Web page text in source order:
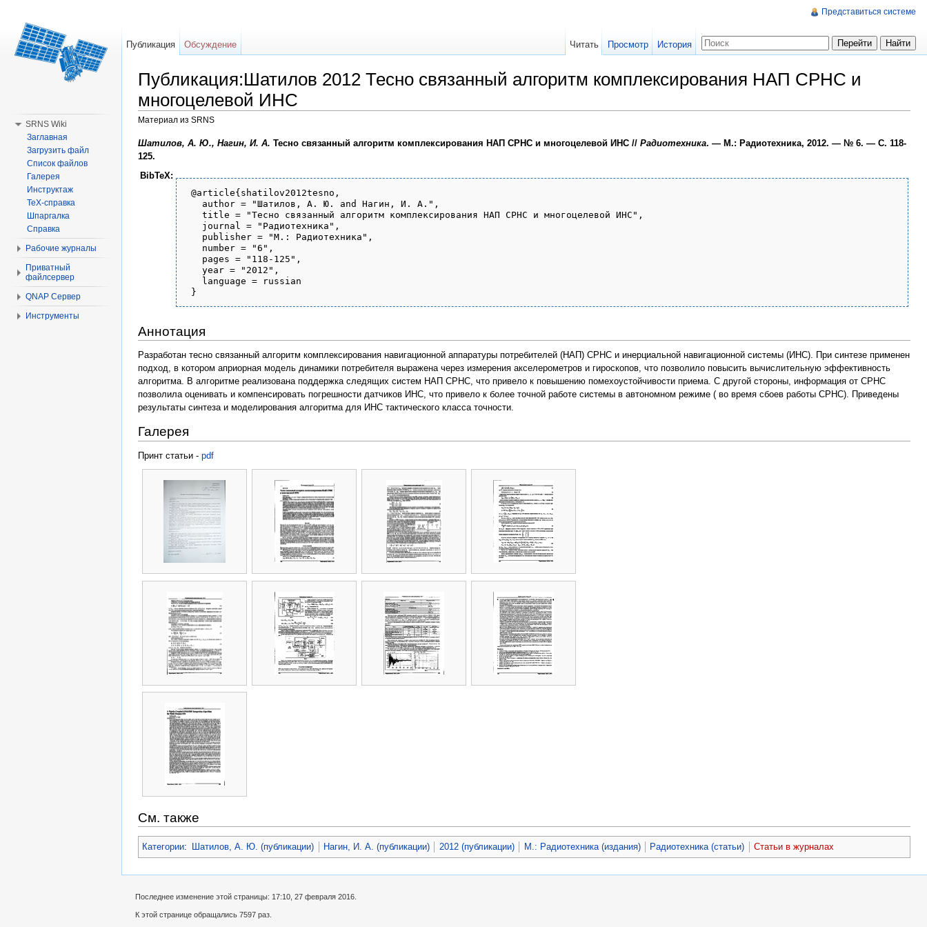
Публикация:Шатилов 2012 Тесно связанный алгоритм комплексирования НАП СРНС и
многоцелевой ИНС
Материал из SRNS
Шатилов, А. Ю., Нагин, И. А. Тесно связанный алгоритм комплексирования НАП СРНС и многоцелевой ИНС // Радиотехника. — М.: Радиотехника, 2012. — № 6. — С. 118-
125.
BibTeX:
@article{shatilov2012tesno,
   author = "Шатилов, А. Ю. and Нагин, И. А.",
   title = "Тесно связанный алгоритм комплексирования НАП СРНС и многоцелевой ИНС",
   journal = "Радиотехника",
   publisher = "М.: Радиотехника",
   number = "6",
   pages = "118-125",
   year = "2012",
   language = russian
Аннотация
Разработан тесно связанный алгоритм комплексирования навигационной аппаратуры потребителей (НАП) СРНС и инерциальной навигационной системы (ИНС). При синтезе применен
подход, в котором априорная модель динамики потребителя выражена через измерения акселерометров и гироскопов, что позволило повысить вычислительную эффективность
алгоритма. В алгоритме реализована поддержка следящих систем НАП СРНС, что привело к повышению помехоустойчивости приема. С другой стороны, информация от СРНС
позволила оценивать и компенсировать погрешности датчиков ИНС, что привело к более точной работе системы в автономном режиме ( во время сбоев работы СРНС). Приведены
результаты синтеза и моделирования алгоритма для ИНС тактического класса точности.
Галерея
Принт статьи - pdf
См. также
Категории: Шатилов, А. Ю. (публикации) Нагин, И. А. (публикации) 2012 (публикации) М.: Радиотехника (издания) Радиотехника (статьи) Статьи в журналах
Представиться системе
Публикация Обсуждение Читать Просмотр История
SRNS Wiki
Заглавная
Загрузить файл
Список файлов
Галерея
Инструктаж
TeX-справка
Шпаргалка
Справка
Рабочие журналы
Приватный
файлсервер
QNAP Сервер
Инструменты
Последнее изменение этой страницы: 17:10, 27 февраля 2016.
К этой странице обращались 7597 раз.